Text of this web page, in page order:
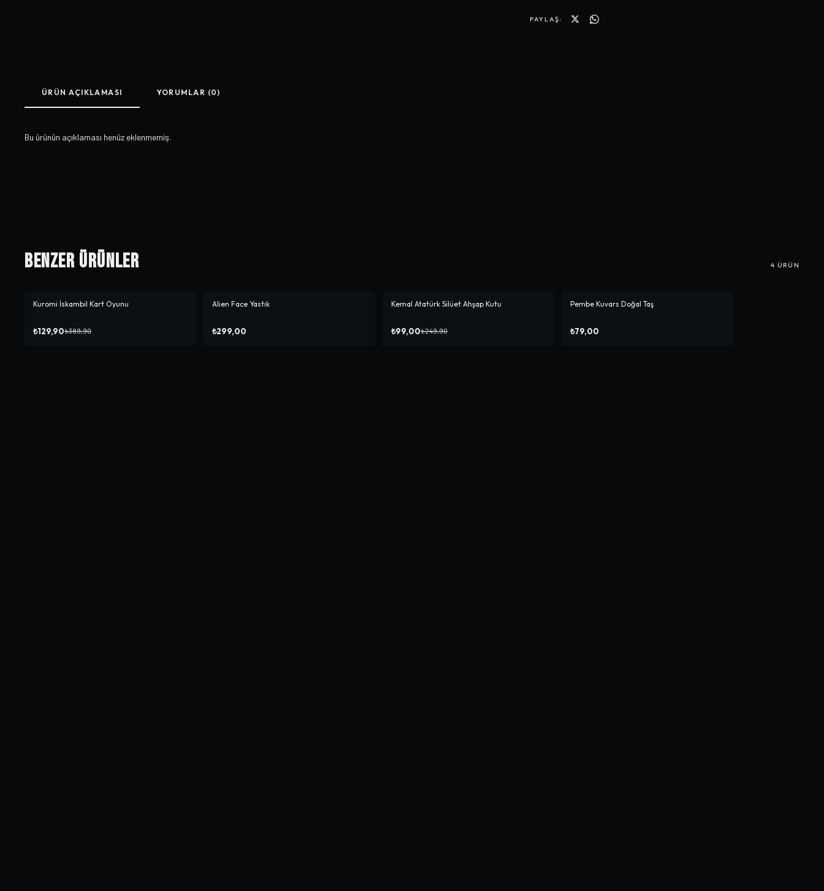
PAYLAŞ:
ÜRÜN AÇIKLAMASI YORUMLAR (0)
Bu ürünün açıklaması henüz eklenmemiş.
Benzer Ürünler 4 ÜRÜN
-%67
Kuromi İskambil Kart Oyunu
₺129,90₺389,90
Alien Face Yastık
₺299,00
-%60
Kemal Atatürk Silüet Ahşap Kutu
₺99,00₺249,90
Pembe Kuvars Doğal Taş
₺79,00